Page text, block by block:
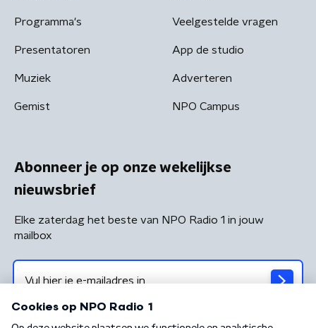
Programma's
Presentatoren
Muziek
Gemist
Veelgestelde vragen
App de studio
Adverteren
NPO Campus
Abonneer je op onze wekelijkse
nieuwsbrief
Elke zaterdag het beste van NPO Radio 1 in jouw
mailbox